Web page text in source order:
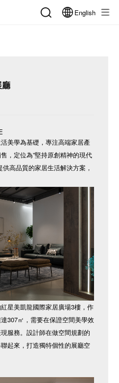
English
美學為基礎，專注高端家居產
，定位為”堅持原創精神的現代
高品質的家居生活解決方案，
星美凱龍國際家居廣場3樓，作
307㎡，需要在保證空間美學效
服務。設計師在做空間規劃的
起來，打造獨特個性的展廳空